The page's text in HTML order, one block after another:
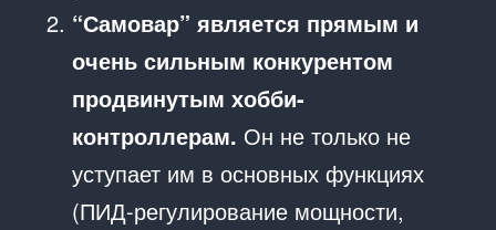
“Самовар” является прямым и
очень сильным конкурентом
продвинутым хобби-
контроллерам. Он не только не
уступает им в основных функциях
(ПИД-регулирование мощности,